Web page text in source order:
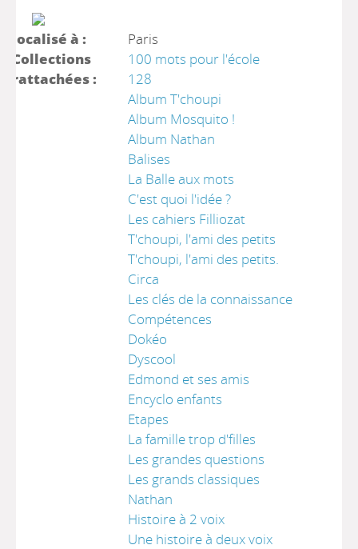
localisé à :
Paris
Collections
rattachées :
100 mots pour l'école
128
Album T'choupi
Album Mosquito !
Album Nathan
Balises
La Balle aux mots
C'est quoi l'idée ?
Les cahiers Filliozat
T'choupi, l'ami des petits
T'choupi, l'ami des petits.
Circa
Les clés de la connaissance
Compétences
Dokéo
Dyscool
Edmond et ses amis
Encyclo enfants
Etapes
La famille trop d'filles
Les grandes questions
Les grands classiques
Nathan
Histoire à 2 voix
Une histoire à deux voix